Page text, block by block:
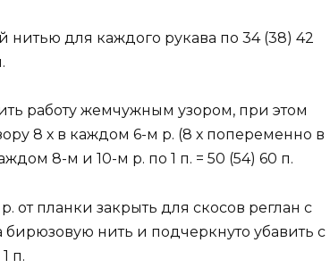
для каждого рукава по 34 (38) 42
работу жемчужным узором, при этом
8 х в каждом 6-м р. (8 х попеременно в
8-м и 10-м р. по 1 п. = 50 (54) 60 п.
от планки закрыть для скосов реглан с
бирюзовую нить и подчеркнуто убавить с
п.